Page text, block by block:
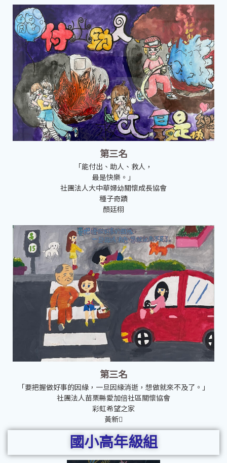
第三名
「能付出、助人、救人，
最是快樂。」
社團法人大中華婦幼關懷成長協會
種子奇蹟
顏廷栩​
第三名
「要把握做好事的因緣，一旦因緣消逝，想做就來不及了。」
社團法人苗栗縣愛加倍社區關懷協會
彩虹希望之家
黃新𦭳
國小高年級組